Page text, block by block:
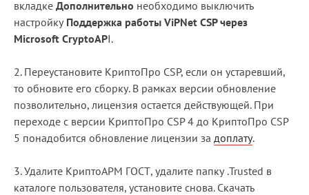
вкладке Дополнительно необходимо выключить
настройку Поддержка работы ViPNet CSP через
Microsoft CryptoAPI.
2. Переустановите КриптоПро CSP, если он устаревший,
то обновите его сборку. В рамках версии обновление
позволительно, лицензия остается действующей. При
переходе с версии КриптоПро CSP 4 до КриптоПро CSP
5 понадобится обновление лицензии за доплату.
3. Удалите КриптоАРМ ГОСТ, удалите папку .Trusted в
каталоге пользователя, установите снова. Скачать